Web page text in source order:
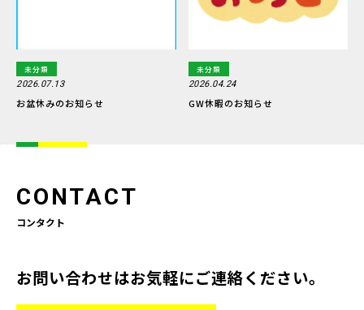
未分類
2026.07.13
お盆休みのお知らせ
未分類
2026.04.24
GW休暇のお知らせ
CONTACT
コンタクト
お問い合わせはお気軽にご連絡ください。